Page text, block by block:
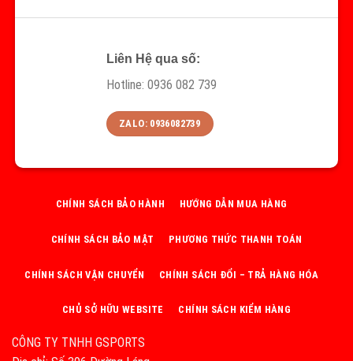
Liên Hệ qua số:
Hotline: 0936 082 739
ZALO: 0936082739
CÔNG TY TNHH GSPORTS
CHÍNH SÁCH BẢO HÀNH HƯỚNG DẪN MUA HÀNG
CHÍNH SÁCH BẢO MẬT PHƯƠNG THỨC THANH TOÁN
CHÍNH SÁCH VẬN CHUYỂN CHÍNH SÁCH ĐỔI – TRẢ HÀNG HÓA
CHỦ SỞ HỮU WEBSITE CHÍNH SÁCH KIỂM HÀNG